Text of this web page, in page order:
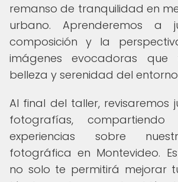
remanso de tranquilidad en
urbano. Aprenderemos
composición y la
imágenes evocadoras que
belleza y serenidad del
Al final del taller, revisaremos
fotografías, compartiendo
experiencias sobre
fotográfica en Montevideo.
no solo te permitirá mejorar